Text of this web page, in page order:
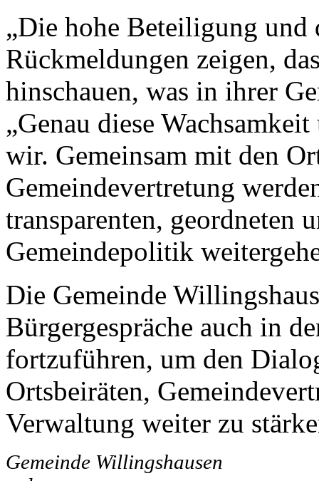
„Die hohe Beteiligung
Rückmeldungen zeigen,
hinschauen, was in ihrer
„Genau diese
wir. Gemeinsam mit den
Gemeindevertretung
transparenten, geordneten
Gemeindepolitik
Die Gemeinde
Bürgergespräche auch in
fortzuführen, um den
Ortsbeiräten,
Verwaltung weiter zu
Gemeinde Willingshausen